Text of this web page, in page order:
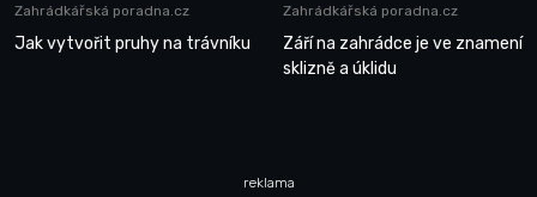
Zahrádkářská poradna.cz
Jak vytvořit pruhy na trávníku
Zahrádkářská poradna.cz
Září na zahrádce je ve znamení
sklizně a úklidu
reklama